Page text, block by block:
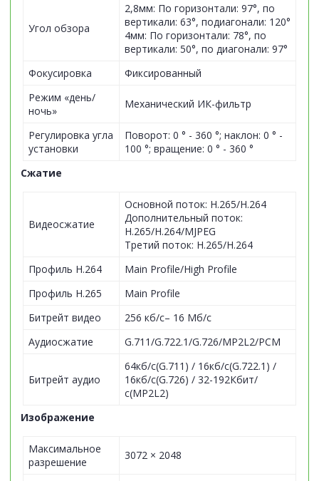
Угол обзора
2,8мм: По горизонтали: 97°, по
вертикали: 63°, подиагонали: 120°
4мм: По горизонтали: 78°, по
вертикали: 50°, по диагонали: 97°
Фокусировка
Фиксированный
Режим «день/
ночь»
Механический ИК-фильтр
Регулировка угла
установки
Поворот: 0 ° - 360 °; наклон: 0 ° -
100 °; вращение: 0 ° - 360 °
Сжатие
Видеосжатие
Основной поток: H.265/H.264
Дополнительный поток:
H.265/H.264/MJPEG
Третий поток: H.265/H.264
Профиль H.264
Main Profile/High Profile
Профиль H.265
Main Profile
Битрейт видео
256 кб/с– 16 Мб/с
Аудиосжатие
G.711/G.722.1/G.726/MP2L2/PCM
Битрейт аудио
64кб/с(G.711) / 16кб/с(G.722.1) /
16кб/с(G.726) / 32-192Кбит/
с(MP2L2)
Изображение
Максимальное
разрешение
3072 × 2048